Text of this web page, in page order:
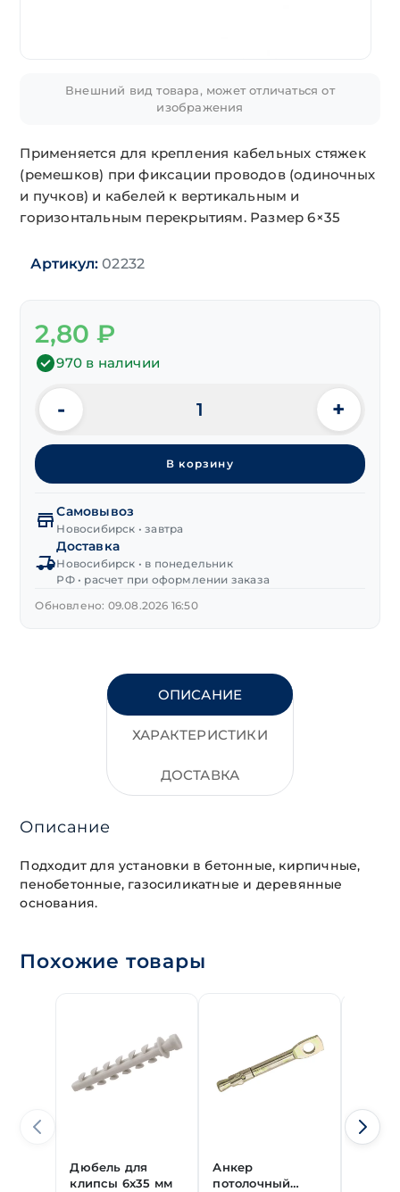
Внешний вид товара, может отличаться от
изображения
Применяется для крепления кабельных стяжек
(ремешков) при фиксации проводов (одиночных
и пучков) и кабелей к вертикальным и
горизонтальным перекрытиям. Размер 6×35
Артикул: 02232
2,80₽
970 в наличии
Количество
товара
Дюбель
для
(нейлон)
6х35 мм
- +
В корзину
Самовывоз
Новосибирск • завтра
Доставка
Новосибирск • в понедельник
РФ • расчет при оформлении заказа
Обновлено: 09.08.2026 16:50
ОПИСАНИЕ
ХАРАКТЕРИСТИКИ
ДОСТАВКА
Описание
Подходит для установки в бетонные, кирпичные,
пенобетонные, газосиликатные и деревянные
основания.
Похожие товары
Дюбель для
клипсы 6х35 мм
Анкер
потолочный